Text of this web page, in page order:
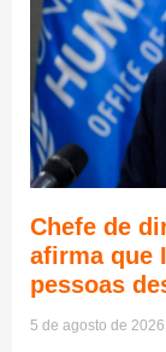
Chefe de
afirma que
pessoas
5 de agosto de 2026